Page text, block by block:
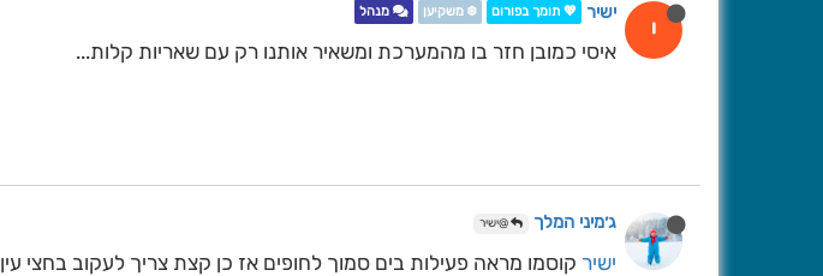
י ישיר 💖 תומך בפורום ❄️ משקיען מנהל
איסי כמובן חזר בו מהמערכת ומשאיר אותנו רק עם שאריות קלות...
ג׳מיני המלך @ישיר
ישיר קוסמו מראה פעילות בים סמוך לחופים אז כן קצת צריך לעקוב בחצי עין